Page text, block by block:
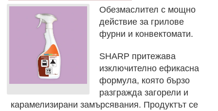
Обезмаслител с мощно
действие за грилове
фурни и конвектомати.
SHARP притежава
изключително ефикасна
формула, която бързо
разгражда загорели и
карамелизирани замърсявания. Продуктът се